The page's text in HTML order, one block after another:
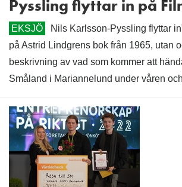
Pyssling flyttar in på
EKSJÖ
Nils Karlsson-Pyssling flyttar
på Astrid Lindgrens bok från 1965, utan
beskrivning av vad som kommer att
Småland i Mariannelund under våren